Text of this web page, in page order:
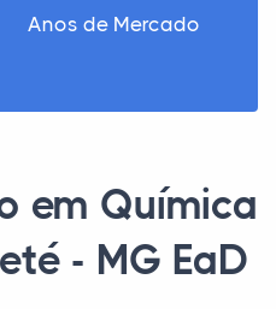
Anos de Mercado
em Química
- MG EaD